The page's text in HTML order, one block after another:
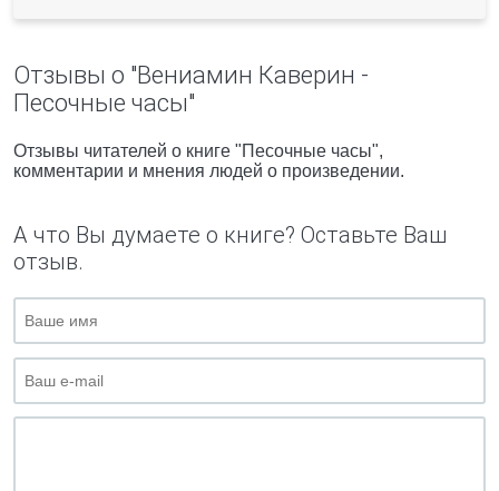
Отзывы о "Вениамин Каверин -
Песочные часы"
Отзывы читателей о книге "Песочные часы",
комментарии и мнения людей о произведении.
А что Вы думаете о книге? Оставьте Ваш
отзыв.